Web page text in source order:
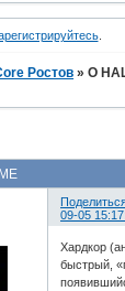
.
Ростов »О
09-05
Хардкор
быстрый,